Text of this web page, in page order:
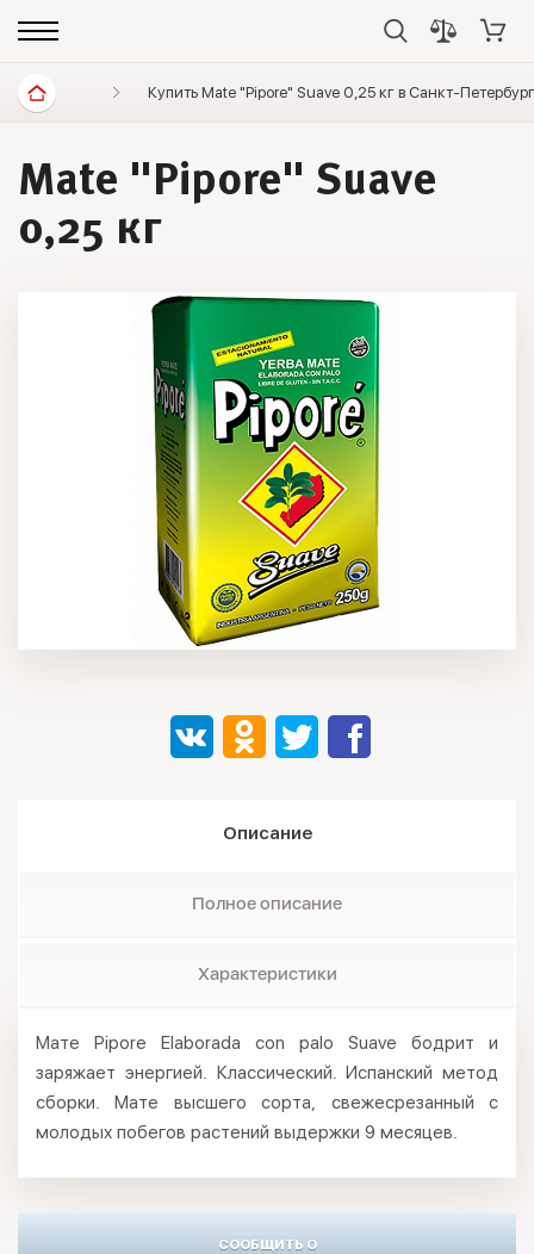
Диетические продукты Элитный чай Мате
Купить Mate "Pipore" Suave 0,25 кг в Санкт-
Mate "Pipore" Suave
0,25 кг
Описание
Полное описание
Характеристики
Мате Pipore Elaborada con palo Suave бодрит и
заряжает энергией. Классический. Испанский метод
сборки. Мате высшего сорта, свежесрезанный с
молодых побегов растений выдержки 9 месяцев.
СООБЩИТЬ О